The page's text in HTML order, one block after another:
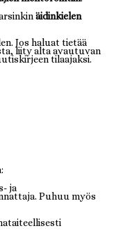
äidinkielen
Jos haluat tietää
liity alta avautuvan
tilaajaksi.
ja
Puhuu myös